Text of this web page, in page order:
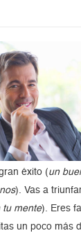
éxito (un
). Vas a
tu mente). Eres
un poco más